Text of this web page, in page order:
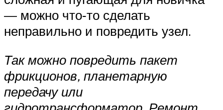
— можно что‐то сделать
неправильно и повредить узел.
Так можно повредить пакет
фрикционов, планетарную
передачу или